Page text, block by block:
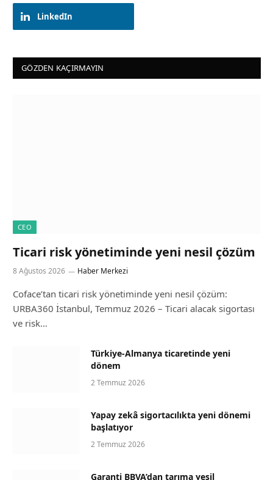
LinkedIn
GÖZDEN KAÇIRMAYIN
CEO
Ticari risk yönetiminde yeni nesil çözüm
8 Ağustos 2026 Haber Merkezi
Coface’tan ticari risk yönetiminde yeni nesil çözüm:
URBA360 İstanbul, Temmuz 2026 – Ticari alacak sigortası
ve risk…
Türkiye-Almanya ticaretinde yeni
dönem
2 Temmuz 2026
Yapay zekâ sigortacılıkta yeni dönemi
başlatıyor
2 Temmuz 2026
Garanti BBVA’dan tarıma yeşil